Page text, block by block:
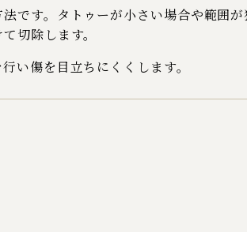
です。タトゥーが小さい場合や範囲が
切除します。
い傷を目立ちにくくします。